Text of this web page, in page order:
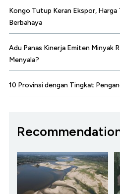
Kongo Tutup Keran Ekspor, Harga
Berbahaya
Adu Panas Kinerja Emiten Minyak
Menyala?
10 Provinsi dengan Tingkat